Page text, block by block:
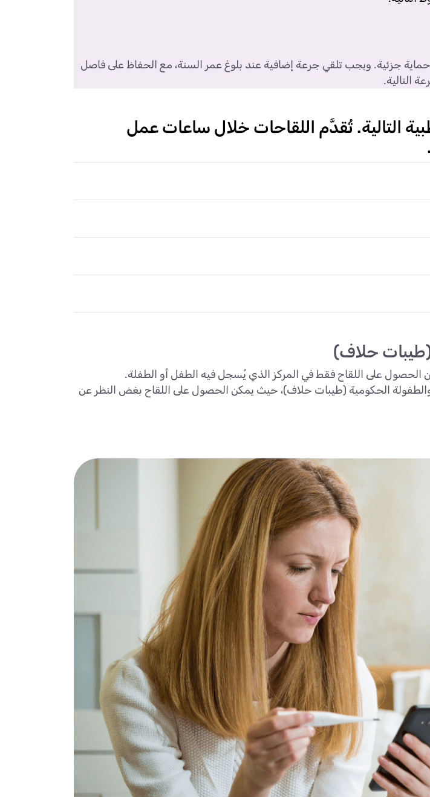
جزئية. ويجب تلقي جرعة إضافية عند بلوغ عمر السنة، مع الحفاظ على فاصل
التالية. تُقدَّم اللقاحات خلال ساعات عمل
(طيبات حلاف)
الحصول على اللقاح فقط في المركز الذي يُسجل فيه الطفل أو الطفلة.
والطفولة الحكومية (طيبات حلاف)، حيث يمكن الحصول على اللقاح بغض النظر عن